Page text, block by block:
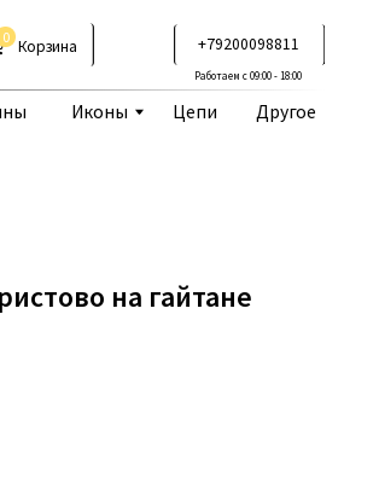
+79200098811
Работаем с 09:00 - 18:00
на гайтане